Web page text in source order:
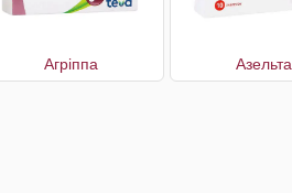
Агріппа Азельта